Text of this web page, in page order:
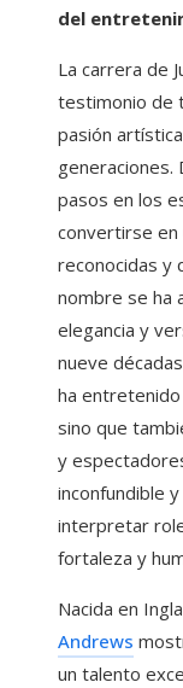
del
La carrera de
testimonio de
pasión
generaciones.
pasos en los
convertirse en
reconocidas y
nombre se ha
elegancia y
nueve
ha
sino que
y
inconfundible
interpretar
fortaleza y
Nacida en
Andrews
un talento